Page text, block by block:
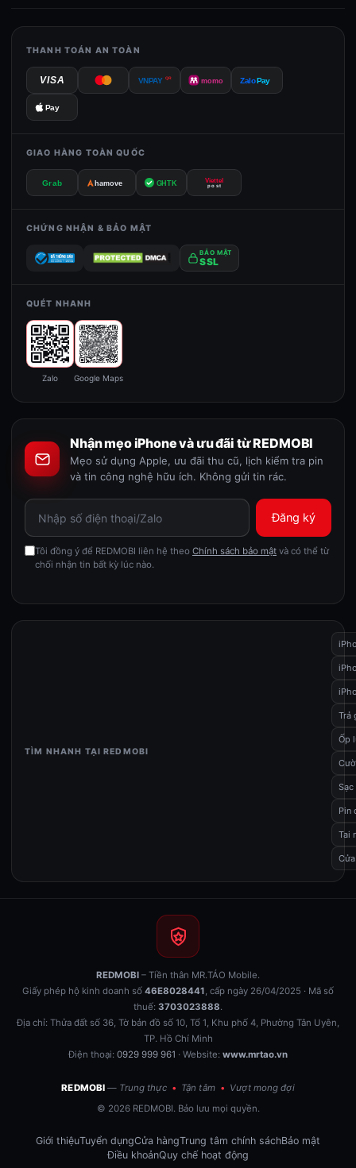
THANH TOÁN AN TOÀN
VISA VNPAY QR momo ZaloPay
Pay
GIAO HÀNG TOÀN QUỐC
Grab hamove GHTK Viettel
post
CHỨNG NHẬN & BẢO MẬT
BẢO MẬT
SSL
QUÉT NHANH
Zalo Google Maps
Nhận mẹo iPhone và ưu đãi từ REDMOBI
Mẹo sử dụng Apple, ưu đãi thu cũ, lịch kiểm tra pin
và tin công nghệ hữu ích. Không gửi tin rác.
Đăng ký
Tôi đồng ý để REDMOBI liên hệ theo Chính sách bảo mật và có thể từ
chối nhận tin bất kỳ lúc nào.
TÌM NHANH TẠI REDMOBI
Trả
Ốp
Pin
Tai
REDMOBI – Tiền thân MR.TÁO Mobile.
Giấy phép hộ kinh doanh số 46E8028441, cấp ngày 26/04/2025 · Mã số
thuế: 3703023888.
Địa chỉ: Thửa đất số 36, Tờ bản đồ số 10, Tổ 1, Khu phố 4, Phường Tân Uyên,
TP. Hồ Chí Minh
Điện thoại: 0929 999 961 · Website: www.mrtao.vn
REDMOBI — Trung thực • Tận tâm • Vượt mong đợi
© 2026 REDMOBI. Bảo lưu mọi quyền.
Giới thiệuTuyển dụngCửa hàngTrung tâm chính sáchBảo mật
Điều khoảnQuy chế hoạt động